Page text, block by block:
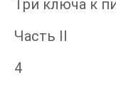
Три ключа к
Часть II
4